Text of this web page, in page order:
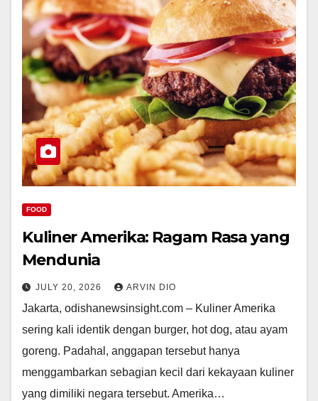
FOOD
Kuliner Amerika: Ragam Rasa yang
Mendunia
JULY 20, 2026 ARVIN DIO
Jakarta, odishanewsinsight.com – Kuliner Amerika
sering kali identik dengan burger, hot dog, atau ayam
goreng. Padahal, anggapan tersebut hanya
menggambarkan sebagian kecil dari kekayaan kuliner
yang dimiliki negara tersebut. Amerika…